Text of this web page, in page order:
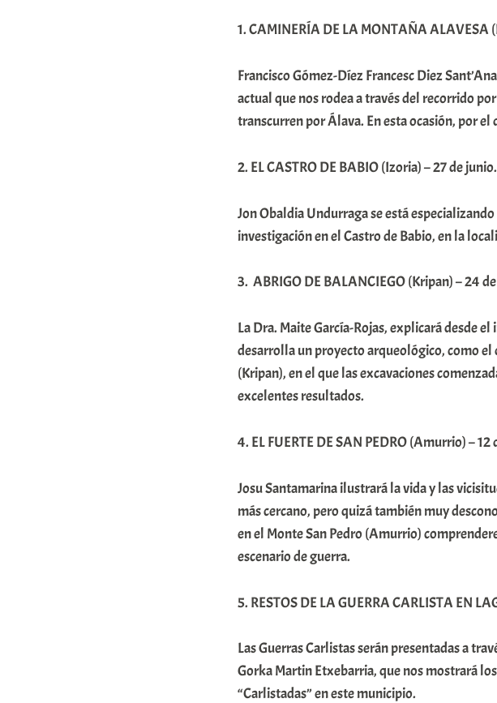
1. CAMINERÍA DE LA MONTAÑA ALAVESA
Francisco Gómez-Díez Francesc Diez
actual que nos rodea a través del recorrido
transcurren por Álava. En esta ocasión, por el
2. EL CASTRO DE BABIO (Izoria) – 27 de junio.
Jon Obaldia Undurraga se está
investigación en el Castro de Babio, en la
3. ABRIGO DE BALANCIEGO (Kripan) – 24
La Dra. Maite García-Rojas, explicará desde
desarrolla un proyecto arqueológico, como
(Kripan), en el que las excavaciones
excelentes resultados.
4. EL FUERTE DE SAN PEDRO (Amurrio) –
Josu Santamarina ilustrará la vida y las
más cercano, pero quizá también muy
en el Monte San Pedro (Amurrio)
escenario de guerra.
5. RESTOS DE LA GUERRA CARLISTA EN
Las Guerras Carlistas serán presentadas a
Gorka Martin Etxebarria, que nos mostrará
“Carlistadas” en este municipio.